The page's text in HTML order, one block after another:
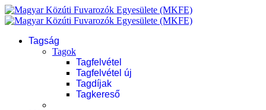
Tagság
Tagok
Tagfelvétel
Tagfelvétel új
Tagdíjak
Tagkereső